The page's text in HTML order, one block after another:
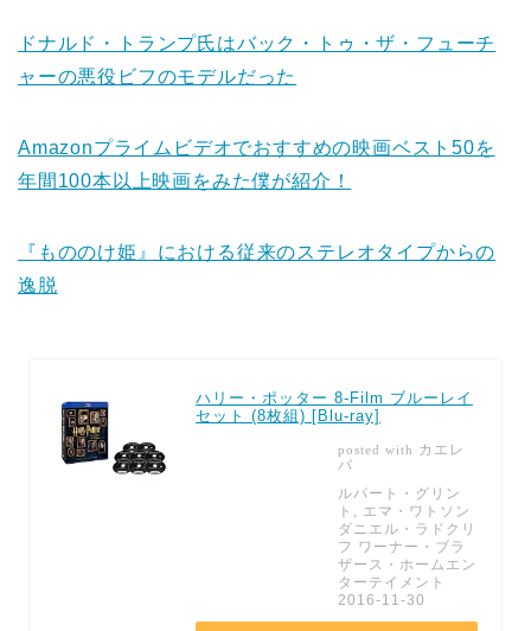
ドナルド・トランプ氏はバック・トゥ・ザ・フューチ
ャーの悪役ビフのモデルだった
Amazonプライムビデオでおすすめの映画ベスト50を
年間100本以上映画をみた僕が紹介！
『もののけ姫』における従来のステレオタイプからの
逸脱
ハリー・ポッター 8-Film ブルーレイ
セット (8枚組) [Blu-ray]
posted with カエレ
バ
ルパート・グリン
ト, エマ・ワトソン
ダニエル・ラドクリ
フ ワーナー・ブラ
ザース・ホームエン
ターテイメント
2016-11-30